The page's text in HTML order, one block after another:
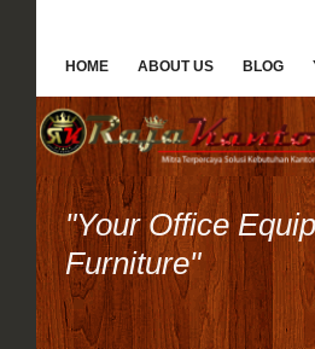
HOME ABOUT US BLOG
"Your Office
Furniture"